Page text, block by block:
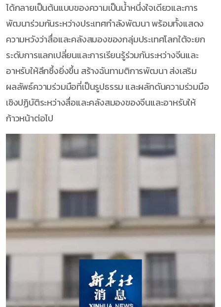
ได้กลายเป็นต้นแบบของความเป็นน้ำหนึ่งใจเดียวและการ
พัฒนาร่วมกันระหว่างประเทศกำลังพัฒนา พร้อมทั้งแสดง
ความหวังว่าสื่อและคลังสมองของกลุ่มประเทศโลกใต้จะยก
ระดับการแลกเปลี่ยนและการเรียนรู้ร่วมกันระหว่างจีนและ
อาหรับให้ลึกซึ้งยิ่งขึ้น สร้างฉันทามติการพัฒนา ส่งเสริม
ผลลัพธ์ความร่วมมือที่เป็นรูปธรรม และผลักดันความร่วมมือ
เชิงปฏิบัติระหว่างสื่อและคลังสมองของจีนและอาหรับให้
ก้าวหน้าต่อไป